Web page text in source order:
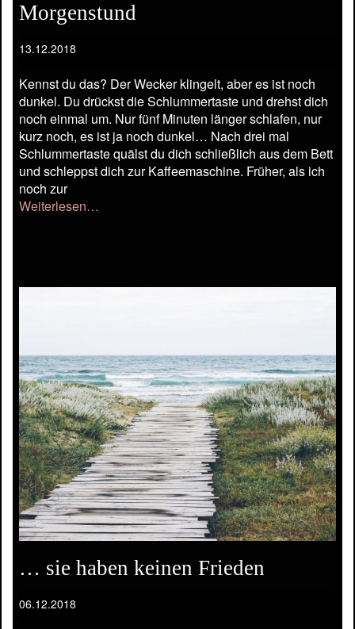
Morgenstund
13.12.2018
Kennst du das? Der Wecker klingelt, aber es ist noch
dunkel. Du drückst die Schlummertaste und drehst dich
noch einmal um. Nur fünf Minuten länger schlafen, nur
kurz noch, es ist ja noch dunkel… Nach drei mal
Schlummertaste quälst du dich schließlich aus dem Bett
und schleppst dich zur Kaffeemaschine. Früher, als ich
noch zur
Weiterlesen…
… sie haben keinen Frieden
06.12.2018